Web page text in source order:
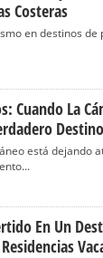
Costeras
en destinos de
Cuando La
Destino
está dejando
En Un